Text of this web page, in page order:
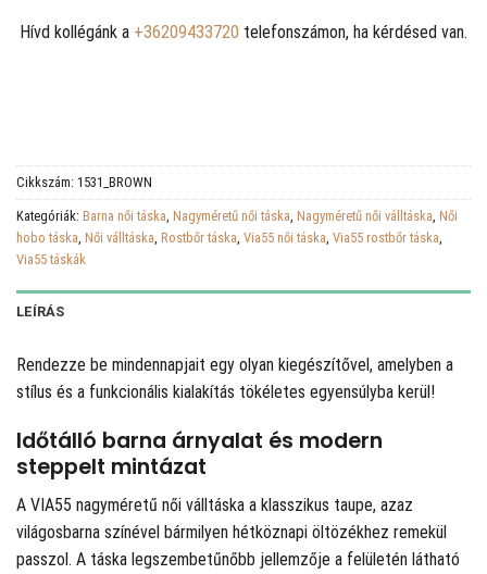
Hívd kollégánk a +36209433720 telefonszámon, ha kérdésed van.
Cikkszám: 1531_BROWN
Kategóriák: Barna női táska, Nagyméretű női táska, Nagyméretű női válltáska, Női
hobo táska, Női válltáska, Rostbőr táska, Via55 női táska, Via55 rostbőr táska,
Via55 táskák
LEÍRÁS
Rendezze be mindennapjait egy olyan kiegészítővel, amelyben a
stílus és a funkcionális kialakítás tökéletes egyensúlyba kerül!
Időtálló barna árnyalat és modern
steppelt mintázat
A VIA55 nagyméretű női válltáska a klasszikus taupe, azaz
világosbarna színével bármilyen hétköznapi öltözékhez remekül
passzol. A táska legszembetűnőbb jellemzője a felületén látható